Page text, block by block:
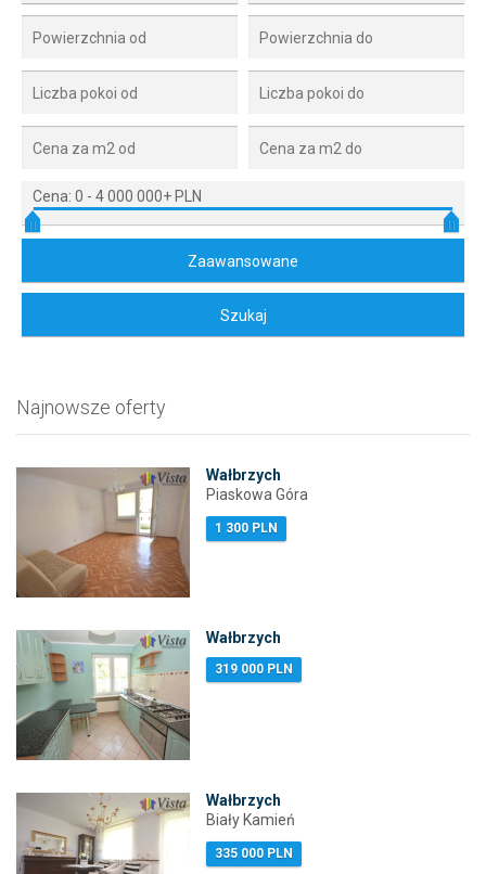
Cena: 0 - 4 000 000+ PLN
Najnowsze oferty
Wałbrzych
Piaskowa Góra
1 300 PLN
Wałbrzych
319 000 PLN
Wałbrzych
Biały Kamień
335 000 PLN